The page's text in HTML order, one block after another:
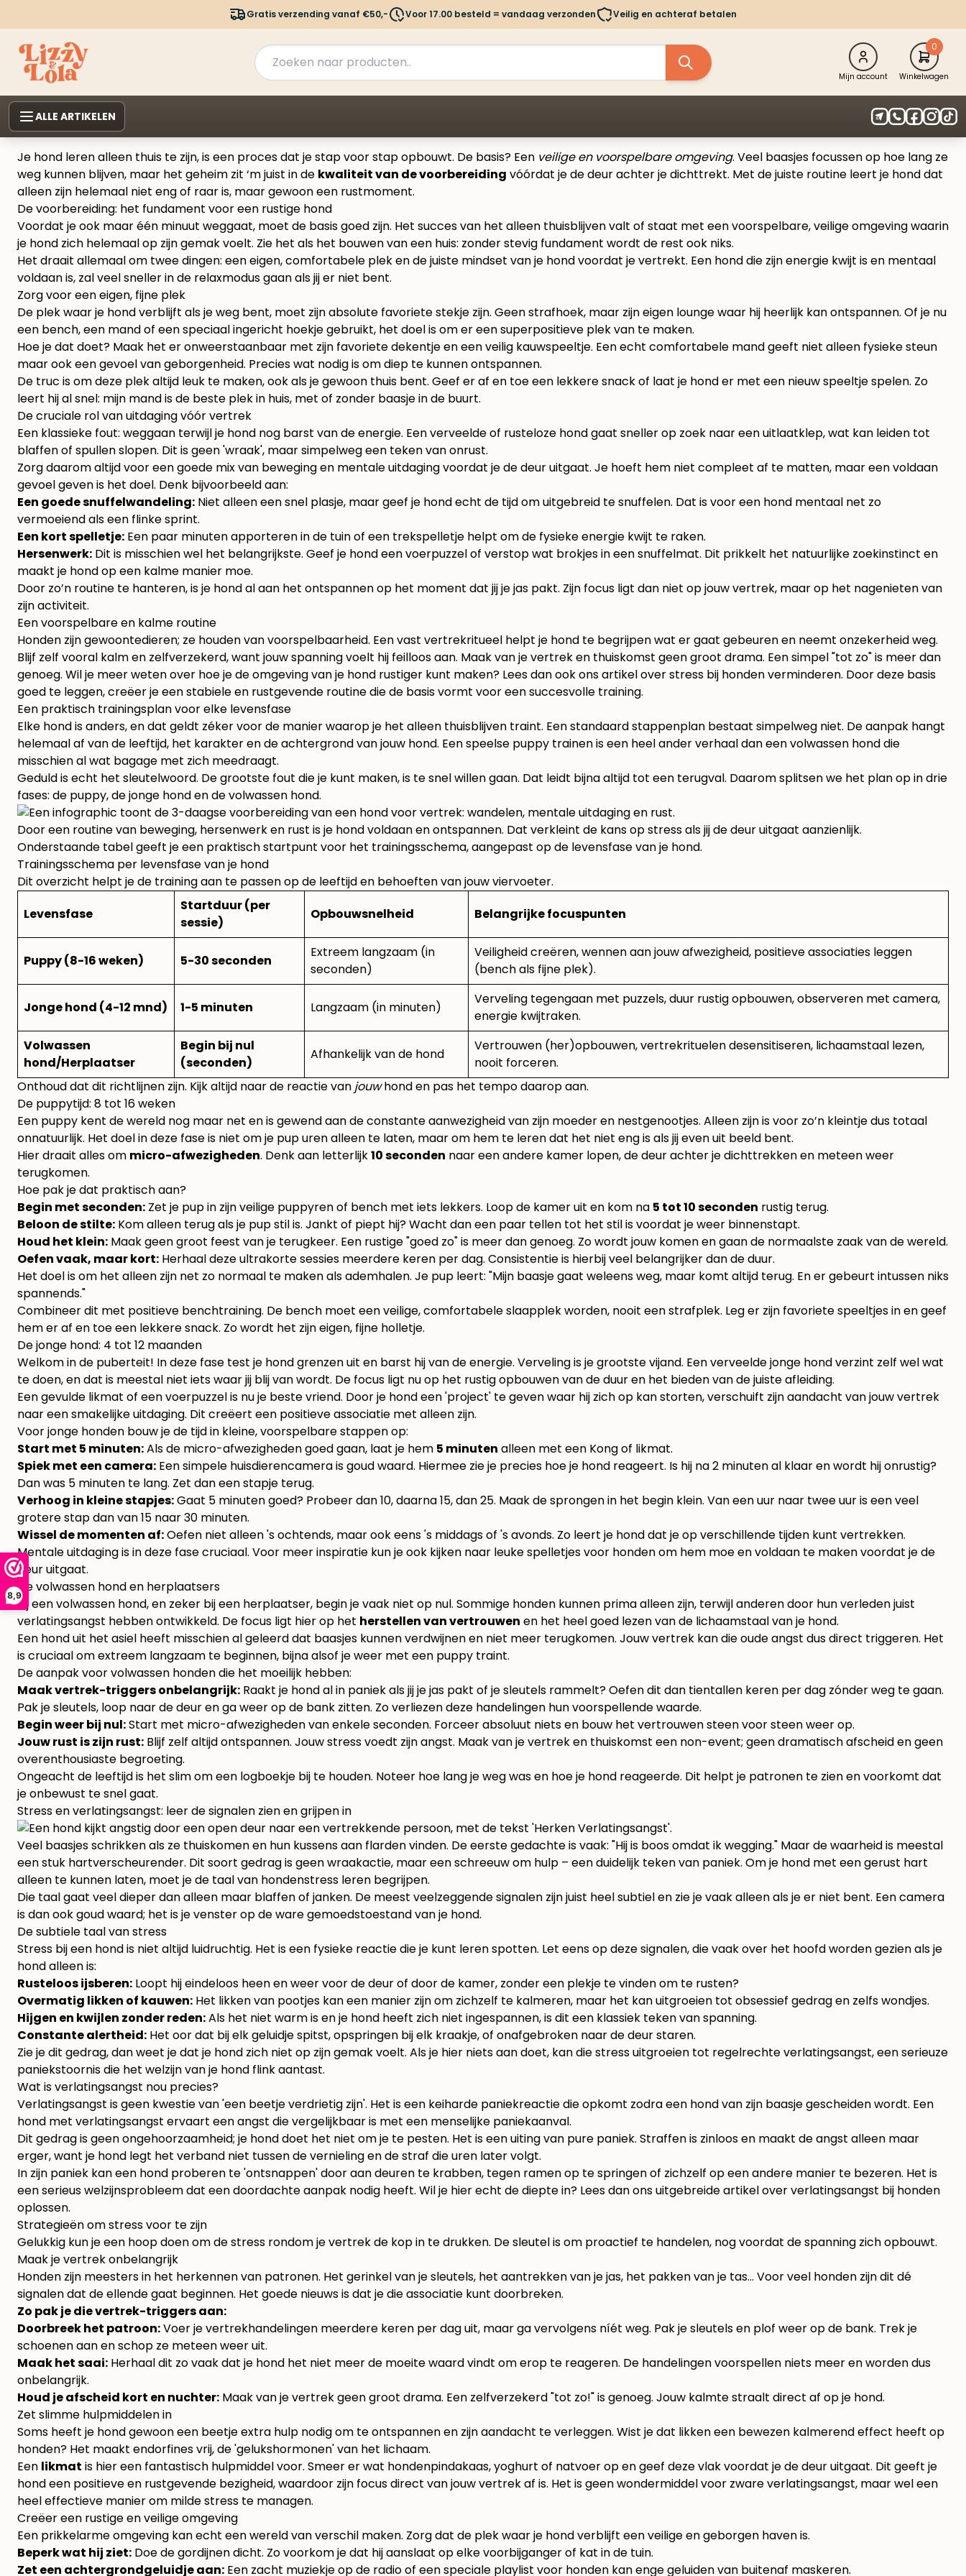
8,9
Gratis verzending vanaf €50,- Voor 17.00 besteld = vandaag verzonden Veilig en achteraf betalen
Mijn account
0
Winkelwagen
ALLE ARTIKELEN
Je hond leren alleen thuis te zijn, is een proces dat je stap voor stap opbouwt. De basis? Een veilige en voorspelbare omgeving. Veel baasjes focussen op hoe lang ze
weg kunnen blijven, maar het geheim zit ‘m juist in de kwaliteit van de voorbereiding vóórdat je de deur achter je dichttrekt. Met de juiste routine leert je hond dat
alleen zijn helemaal niet eng of raar is, maar gewoon een rustmoment.
De voorbereiding: het fundament voor een rustige hond
Voordat je ook maar één minuut weggaat, moet de basis goed zijn. Het succes van het alleen thuisblijven valt of staat met een voorspelbare, veilige omgeving waarin
je hond zich helemaal op zijn gemak voelt. Zie het als het bouwen van een huis: zonder stevig fundament wordt de rest ook niks.
Het draait allemaal om twee dingen: een eigen, comfortabele plek en de juiste mindset van je hond voordat je vertrekt. Een hond die zijn energie kwijt is en mentaal
voldaan is, zal veel sneller in de relaxmodus gaan als jij er niet bent.
Zorg voor een eigen, fijne plek
De plek waar je hond verblijft als je weg bent, moet zijn absolute favoriete stekje zijn. Geen strafhoek, maar zijn eigen lounge waar hij heerlijk kan ontspannen. Of je nu
een bench, een mand of een speciaal ingericht hoekje gebruikt, het doel is om er een superpositieve plek van te maken.
Hoe je dat doet? Maak het er onweerstaanbaar met zijn favoriete dekentje en een veilig kauwspeeltje. Een echt comfortabele mand geeft niet alleen fysieke steun
maar ook een gevoel van geborgenheid. Precies wat nodig is om diep te kunnen ontspannen.
De truc is om deze plek altijd leuk te maken, ook als je gewoon thuis bent. Geef er af en toe een lekkere snack of laat je hond er met een nieuw speeltje spelen. Zo
leert hij al snel: mijn mand is de beste plek in huis, met of zonder baasje in de buurt.
De cruciale rol van uitdaging vóór vertrek
Een klassieke fout: weggaan terwijl je hond nog barst van de energie. Een verveelde of rusteloze hond gaat sneller op zoek naar een uitlaatklep, wat kan leiden tot
blaffen of spullen slopen. Dit is geen 'wraak', maar simpelweg een teken van onrust.
Zorg daarom altijd voor een goede mix van beweging en mentale uitdaging voordat je de deur uitgaat. Je hoeft hem niet compleet af te matten, maar een voldaan
gevoel geven is het doel. Denk bijvoorbeeld aan:
Een goede snuffelwandeling: Niet alleen een snel plasje, maar geef je hond echt de tijd om uitgebreid te snuffelen. Dat is voor een hond mentaal net zo
vermoeiend als een flinke sprint.
Een kort spelletje: Een paar minuten apporteren in de tuin of een trekspelletje helpt om de fysieke energie kwijt te raken.
Hersenwerk: Dit is misschien wel het belangrijkste. Geef je hond een voerpuzzel of verstop wat brokjes in een snuffelmat. Dit prikkelt het natuurlijke zoekinstinct en
maakt je hond op een kalme manier moe.
Door zo’n routine te hanteren, is je hond al aan het ontspannen op het moment dat jij je jas pakt. Zijn focus ligt dan niet op jouw vertrek, maar op het nagenieten van
zijn activiteit.
Een voorspelbare en kalme routine
Honden zijn gewoontedieren; ze houden van voorspelbaarheid. Een vast vertrekritueel helpt je hond te begrijpen wat er gaat gebeuren en neemt onzekerheid weg.
Blijf zelf vooral kalm en zelfverzekerd, want jouw spanning voelt hij feilloos aan. Maak van je vertrek en thuiskomst geen groot drama. Een simpel "tot zo" is meer dan
genoeg. Wil je meer weten over hoe je de omgeving van je hond rustiger kunt maken? Lees dan ook ons artikel overstress bij honden verminderen. Door deze basis
goed te leggen, creëer je een stabiele en rustgevende routine die de basis vormt voor een succesvolle training.
Een praktisch trainingsplan voor elke levensfase
Elke hond is anders, en dat geldt zéker voor de manier waarop je het alleen thuisblijven traint. Een standaard stappenplan bestaat simpelweg niet. De aanpak hangt
helemaal af van de leeftijd, het karakter en de achtergrond van jouw hond. Een speelse puppy trainen is een heel ander verhaal dan een volwassen hond die
misschien al wat bagage met zich meedraagt.
Geduld is echt het sleutelwoord. De grootste fout die je kunt maken, is te snel willen gaan. Dat leidt bijna altijd tot een terugval. Daarom splitsen we het plan op in drie
fases: de puppy, de jonge hond en de volwassen hond.
Door een routine van beweging, hersenwerk en rust is je hond voldaan en ontspannen. Dat verkleint de kans op stress als jij de deur uitgaat aanzienlijk.
Onderstaande tabel geeft je een praktisch startpunt voor het trainingsschema, aangepast op de levensfase van je hond.
Trainingsschema per levensfase van je hond
Dit overzicht helpt je de training aan te passen op de leeftijd en behoeften van jouw viervoeter.
Levensfase
Startduur (per
sessie)
Opbouwsnelheid Belangrijke focuspunten
Puppy (8-16 weken) 5-30 seconden
Extreem langzaam (in
seconden)
Veiligheid creëren, wennen aan jouw afwezigheid, positieve associaties leggen
(bench als fijne plek).
Jonge hond (4-12 mnd) 1-5 minuten Langzaam (in minuten)
Verveling tegengaan met puzzels, duur rustig opbouwen, observeren met camera,
energie kwijtraken.
Volwassen
hond/Herplaatser
Begin bij nul
(seconden)
Afhankelijk van de hond
Vertrouwen (her)opbouwen, vertrekrituelen desensitiseren, lichaamstaal lezen,
nooit forceren.
Onthoud dat dit richtlijnen zijn. Kijk altijd naar de reactie van jouwhond en pas het tempo daarop aan.
De puppytijd: 8 tot 16 weken
Een puppy kent de wereld nog maar net en is gewend aan de constante aanwezigheid van zijn moeder en nestgenootjes. Alleen zijn is voor zo’n kleintje dus totaal
onnatuurlijk. Het doel in deze fase is niet om je pup uren alleen te laten, maar om hem te leren dat het niet eng is als jij even uit beeld bent.
Hier draait alles om micro-afwezigheden. Denk aan letterlijk10 seconden naar een andere kamer lopen, de deur achter je dichttrekken en meteen weer
terugkomen.
Hoe pak je dat praktisch aan?
Begin met seconden: Zet je pup in zijn veilige puppyren of bench met iets lekkers. Loop de kamer uit en kom na 5 tot 10 seconden rustig terug.
Beloon de stilte: Kom alleen terug als je pup stil is. Jankt of piept hij? Wacht dan een paar tellen tot het stil is voordat je weer binnenstapt.
Houd het klein: Maak geen groot feest van je terugkeer. Een rustige "goed zo" is meer dan genoeg. Zo wordt jouw komen en gaan de normaalste zaak van de wereld.
Oefen vaak, maar kort: Herhaal deze ultrakorte sessies meerdere keren per dag. Consistentie is hierbij veel belangrijker dan de duur.
Het doel is om het alleen zijn net zo normaal te maken als ademhalen. Je pup leert: "Mijn baasje gaat weleens weg, maar komt altijd terug. En er gebeurt intussen niks
spannends."
Combineer dit met positieve benchtraining. De bench moet een veilige, comfortabele slaapplek worden, nooit een strafplek. Leg er zijn favoriete speeltjes in en geef
hem er af en toe een lekkere snack. Zo wordt het zijn eigen, fijne holletje.
De jonge hond: 4 tot 12 maanden
Welkom in de puberteit! In deze fase test je hond grenzen uit en barst hij van de energie. Verveling is je grootste vijand. Een verveelde jonge hond verzint zelf wel wat
te doen, en dat is meestal niet iets waar jij blij van wordt. De focus ligt nu op het rustig opbouwen van de duur en het bieden van de juiste afleiding.
Een gevulde likmat of een voerpuzzel is nu je beste vriend. Door je hond een 'project' te geven waar hij zich op kan storten, verschuift zijn aandacht van jouw vertrek
naar een smakelijke uitdaging. Dit creëert een positieve associatie met alleen zijn.
Voor jonge honden bouw je de tijd in kleine, voorspelbare stappen op:
Start met 5 minuten:Als de micro-afwezigheden goed gaan, laat je hem 5 minuten alleen met een Kong of likmat.
Spiek met een camera: Een simpele huisdierencamera is goud waard. Hiermee zie je precies hoe je hond reageert. Is hij na 2 minuten al klaar en wordt hij onrustig?
Dan was 5 minuten te lang. Zet dan een stapje terug.
Verhoog in kleine stapjes:Gaat 5 minuten goed? Probeer dan 10, daarna 15, dan 25. Maak de sprongen in het begin klein. Van een uur naar twee uur is een veel
grotere stap dan van 15 naar 30 minuten.
Wissel de momenten af:Oefen niet alleen 's ochtends, maar ook eens 's middags of 's avonds. Zo leert je hond dat je op verschillende tijden kunt vertrekken.
Mentale uitdaging is in deze fase cruciaal. Voor meer inspiratie kun je ook kijken naar leukespelletjes voor hondenom hem moe en voldaan te maken voordat je de
deur uitgaat.
De volwassen hond en herplaatsers
Bij een volwassen hond, en zeker bij een herplaatser, begin je vaak niet op nul. Sommige honden kunnen prima alleen zijn, terwijl anderen door hun verleden juist
verlatingsangst hebben ontwikkeld. De focus ligt hier op het herstellen van vertrouwen en het heel goed lezen van de lichaamstaal van je hond.
Een hond uit het asiel heeft misschien al geleerd dat baasjes kunnen verdwijnen en niet meer terugkomen. Jouw vertrek kan die oude angst dus direct triggeren. Het
is cruciaal om extreem langzaam te beginnen, bijna alsof je weer met een puppy traint.
De aanpak voor volwassen honden die het moeilijk hebben:
Maak vertrek-triggers onbelangrijk: Raakt je hond al in paniek als jij je jas pakt of je sleutels rammelt? Oefen dit dan tientallen keren per dag zónder weg te gaan.
Pak je sleutels, loop naar de deur en ga weer op de bank zitten. Zo verliezen deze handelingen hun voorspellende waarde.
Begin weer bij nul:Start met micro-afwezigheden van enkele seconden. Forceer absoluut niets en bouw het vertrouwen steen voor steen weer op.
Jouw rust is zijn rust: Blijf zelf altijd ontspannen. Jouw stress voedt zijn angst. Maak van je vertrek en thuiskomst een non-event; geen dramatisch afscheid en geen
overenthousiaste begroeting.
Ongeacht de leeftijd is het slim om een logboekje bij te houden. Noteer hoe lang je weg was en hoe je hond reageerde. Dit helpt je patronen te zien en voorkomt dat
je onbewust te snel gaat.
Stress en verlatingsangst: leer de signalen zien en grijpen in
Veel baasjes schrikken als ze thuiskomen en hun kussens aan flarden vinden. De eerste gedachte is vaak: "Hij is boos omdat ik wegging." Maar de waarheid is meestal
een stuk hartverscheurender. Dit soort gedrag is geen wraakactie, maar een schreeuw om hulp – een duidelijk teken van paniek. Om je hond met een gerust hart
alleen te kunnen laten, moet je de taal van hondenstress leren begrijpen.
Die taal gaat veel dieper dan alleen maar blaffen of janken. De meest veelzeggende signalen zijn juist heel subtiel en zie je vaak alleen als je er niet bent. Een camera
is dan ook goud waard; het is je venster op de ware gemoedstoestand van je hond.
De subtiele taal van stress
Stress bij een hond is niet altijd luidruchtig. Het is een fysieke reactie die je kunt leren spotten. Let eens op deze signalen, die vaak over het hoofd worden gezien als je
hond alleen is:
Rusteloos ijsberen: Loopt hij eindeloos heen en weer voor de deur of door de kamer, zonder een plekje te vinden om te rusten?
Overmatig likken of kauwen: Het likken van pootjes kan een manier zijn om zichzelf te kalmeren, maar het kan uitgroeien tot obsessief gedrag en zelfs wondjes.
Hijgen en kwijlen zonder reden:Als het niet warm is en je hond heeft zich niet ingespannen, is dit een klassiek teken van spanning.
Constante alertheid: Het oor dat bij elk geluidje spitst, opspringen bij elk kraakje, of onafgebroken naar de deur staren.
Zie je dit gedrag, dan weet je dat je hond zich niet op zijn gemak voelt. Als je hier niets aan doet, kan die stress uitgroeien tot regelrechte verlatingsangst, een serieuze
paniekstoornis die het welzijn van je hond flink aantast.
Wat is verlatingsangst nou precies?
Verlatingsangst is geen kwestie van 'een beetje verdrietig zijn'. Het is een keiharde paniekreactie die opkomt zodra een hond van zijn baasje gescheiden wordt. Een
hond met verlatingsangst ervaart een angst die vergelijkbaar is met een menselijke paniekaanval.
Dit gedrag is geen ongehoorzaamheid; je hond doet het niet om je te pesten. Het is een uiting van pure paniek. Straffen is zinloos en maakt de angst alleen maar
erger, want je hond legt het verband niet tussen de vernieling en de straf die uren later volgt.
In zijn paniek kan een hond proberen te 'ontsnappen' door aan deuren te krabben, tegen ramen op te springen of zichzelf op een andere manier te bezeren. Het is
een serieus welzijnsprobleem dat een doordachte aanpak nodig heeft. Wil je hier echt de diepte in? Lees dan ons uitgebreide artikel oververlatingsangst bij honden
oplossen.
Strategieën om stress voor te zijn
Gelukkig kun je een hoop doen om de stress rondom je vertrek de kop in te drukken. De sleutel is om proactief te handelen, nog voordat de spanning zich opbouwt.
Maak je vertrek onbelangrijk
Honden zijn meesters in het herkennen van patronen. Het gerinkel van je sleutels, het aantrekken van je jas, het pakken van je tas… Voor veel honden zijn dit dé
signalen dat de ellende gaat beginnen. Het goede nieuws is dat je die associatie kunt doorbreken.
Zo pak je die vertrek-triggers aan:
Doorbreek het patroon:Voer je vertrekhandelingen meerdere keren per dag uit, maar ga vervolgens níét weg. Pak je sleutels en plof weer op de bank. Trek je
schoenen aan en schop ze meteen weer uit.
Maak het saai: Herhaal dit zo vaak dat je hond het niet meer de moeite waard vindt om erop te reageren. De handelingen voorspellen niets meer en worden dus
onbelangrijk.
Houd je afscheid kort en nuchter: Maak van je vertrek geen groot drama. Een zelfverzekerd "tot zo!" is genoeg. Jouw kalmte straalt direct af op je hond.
Zet slimme hulpmiddelen in
Soms heeft je hond gewoon een beetje extra hulp nodig om te ontspannen en zijn aandacht te verleggen. Wist je dat likken een bewezen kalmerend effect heeft op
honden? Het maakt endorfines vrij, de 'gelukshormonen' van het lichaam.
Een likmat is hier een fantastisch hulpmiddel voor. Smeer er wat hondenpindakaas, yoghurt of natvoer op en geef deze vlak voordat je de deur uitgaat. Dit geeft je
hond een positieve en rustgevende bezigheid, waardoor zijn focus direct van jouw vertrek af is. Het is geen wondermiddel voor zware verlatingsangst, maar wel een
heel effectieve manier om milde stress te managen.
Creëer een rustige en veilige omgeving
Een prikkelarme omgeving kan echt een wereld van verschil maken. Zorg dat de plek waar je hond verblijft een veilige en geborgen haven is.
Beperk wat hij ziet: Doe de gordijnen dicht. Zo voorkom je dat hij aanslaat op elke voorbijganger of kat in de tuin.
Zet een achtergrondgeluidje aan: Een zacht muziekje op de radio of een speciale playlist voor honden kan enge geluiden van buitenaf maskeren.